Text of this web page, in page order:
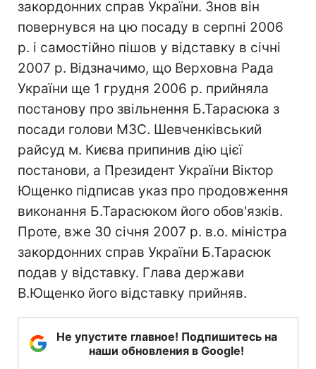
закордонних справ України. Знов він
повернувся на цю посаду в серпні 2006
р. і самостійно пішов у відставку в січні
2007 р. Відзначимо, що Верховна Рада
України ще 1 грудня 2006 р. прийняла
постанову про звільнення Б.Тарасюка з
посади голови МЗС. Шевченківський
райсуд м. Києва припинив дію цієї
постанови, а Президент України Віктор
Ющенко підписав указ про продовження
виконання Б.Тарасюком його обов'язків.
Проте, вже 30 січня 2007 р. в.о. міністра
закордонних справ України Б.Тарасюк
подав у відставку. Глава держави
В.Ющенко його відставку прийняв.
Не упустите главное! Подпишитесь на
наши обновления в Google!